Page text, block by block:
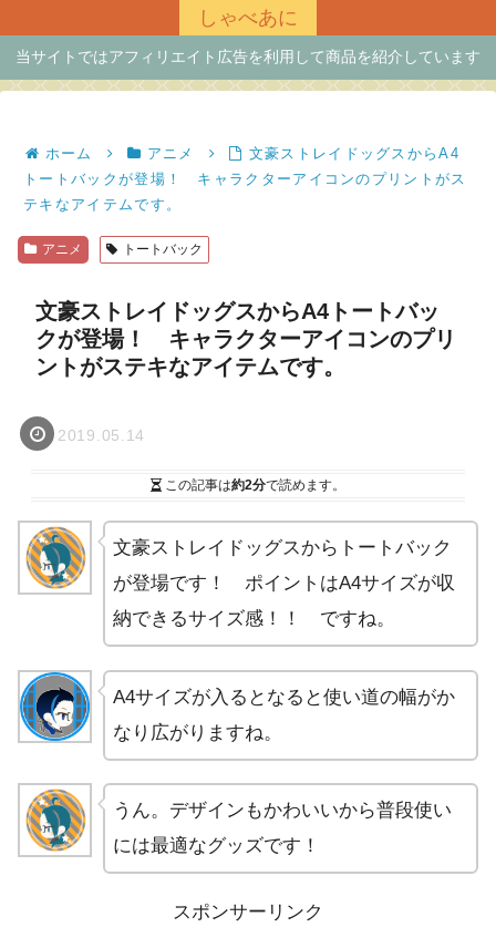
しゃべあに
当サイトではアフィリエイト広告を利用して商品を紹介しています
ホーム アニメ
文豪ストレイドッグスからA4
トートバックが登場！ キャラクターアイコンのプリントがス
テキなアイテムです。
アニメ トートバック
文豪ストレイドッグスからA4トートバッ
クが登場！ キャラクターアイコンのプリ
ントがステキなアイテムです。
2019.05.14
この記事は約2分で読めます。
文豪ストレイドッグスからトートバック
が登場です！ ポイントはA4サイズが収
納できるサイズ感！！ ですね。
A4サイズが入るとなると使い道の幅がか
なり広がりますね。
うん。デザインもかわいいから普段使い
には最適なグッズです！
スポンサーリンク